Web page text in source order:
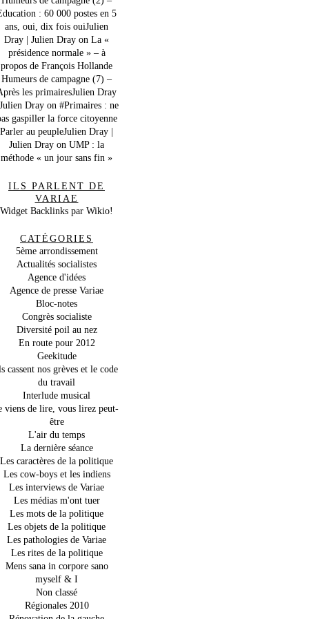
: 60 000 postes en 5
ans, oui, dix fois ouiJulien
Dray | Julien Dray on La «
présidence normale » – à
propos de François Hollande
Humeurs de campagne (7) –
les primairesJulien Dray
Dray on #Primaires : ne
gaspiller la force citoyenne
Parler au peupleJulien Dray |
Julien Dray on UMP : la
méthode « un jour sans fin »
ILS PARLENT DE
VARIAE
Widget Backlinks par Wikio!
CATÉGORIES
5ème arrondissement
Actualités socialistes
Agence d'idées
Agence de presse Variae
Bloc-notes
Congrès socialiste
Diversité poil au nez
En route pour 2012
Geekitude
cassent nos grèves et le code
du travail
Interlude musical
viens de lire, vous lirez peut-
être
L'air du temps
La dernière séance
Les caractères de la politique
Les cow-boys et les indiens
Les interviews de Variae
Les médias m'ont tuer
Les mots de la politique
Les objets de la politique
Les pathologies de Variae
Les rites de la politique
Mens sana in corpore sano
myself & I
Non classé
Régionales 2010